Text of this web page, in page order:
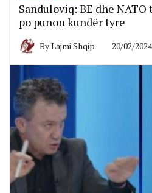
Sanduloviq: BE dhe
po punon kundër tyre
ByLajmi Shqip 20/02/2024